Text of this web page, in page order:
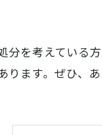
分を考えている
ます。ぜひ、